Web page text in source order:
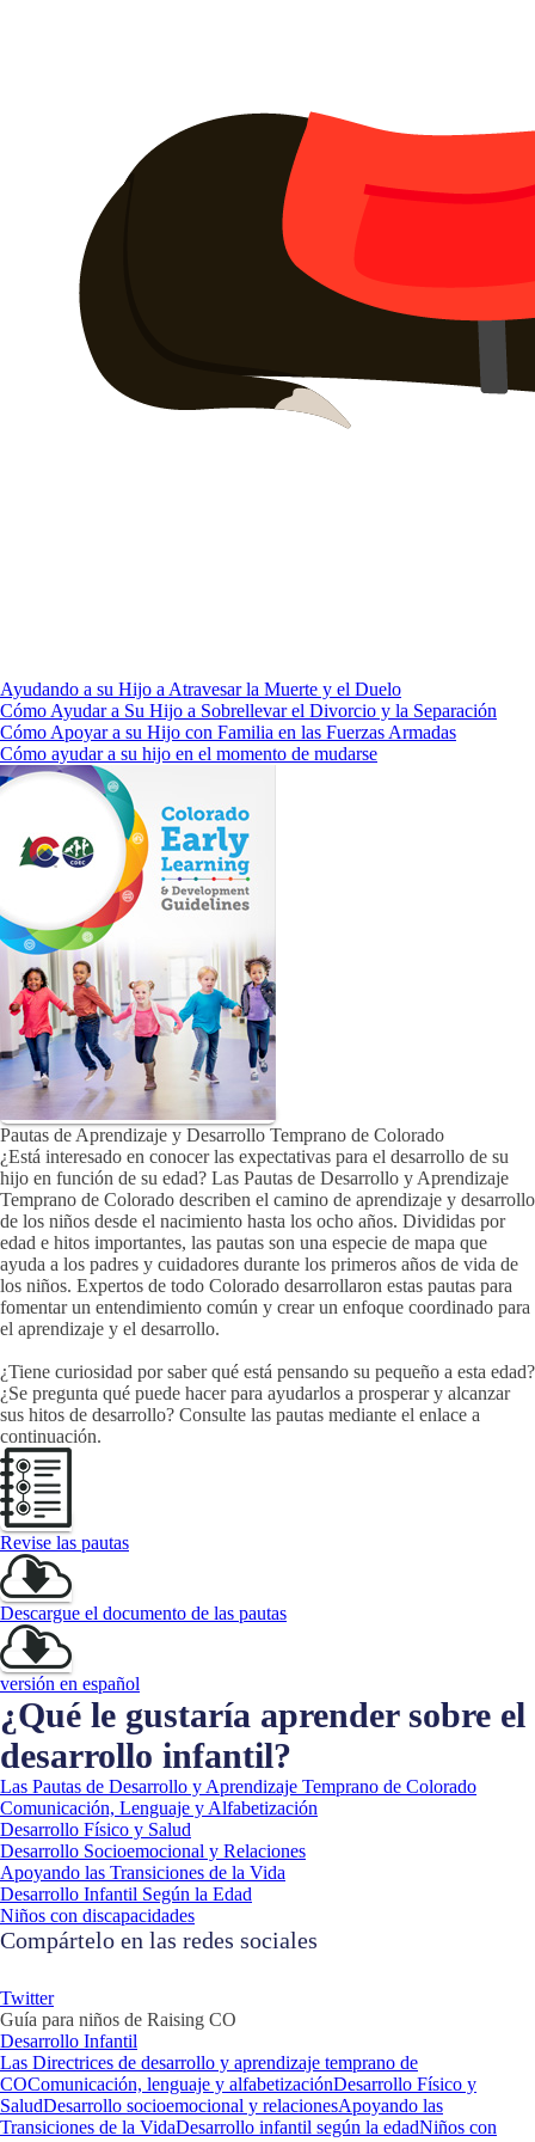
Ayudando a su Hijo a Atravesar la Muerte y el Duelo
Cómo Ayudar a Su Hijo a Sobrellevar el Divorcio y la Separación
Cómo Apoyar a su Hijo con Familia en las Fuerzas Armadas
Cómo ayudar a su hijo en el momento de mudarse
Pautas de Aprendizaje y Desarrollo Temprano de Colorado
¿Está interesado en conocer las expectativas para el desarrollo de su
hijo en función de su edad? Las Pautas de Desarrollo y Aprendizaje
Temprano de Colorado describen el camino de aprendizaje y desarrollo
de los niños desde el nacimiento hasta los ocho años. Divididas por
edad e hitos importantes, las pautas son una especie de mapa que
ayuda a los padres y cuidadores durante los primeros años de vida de
los niños. Expertos de todo Colorado desarrollaron estas pautas para
fomentar un entendimiento común y crear un enfoque coordinado para
el aprendizaje y el desarrollo.
¿Tiene curiosidad por saber qué está pensando su pequeño a esta edad?
¿Se pregunta qué puede hacer para ayudarlos a prosperar y alcanzar
sus hitos de desarrollo? Consulte las pautas mediante el enlace a
continuación.
Revise las pautas
Descargue el documento de las pautas
versión en español
¿Qué le gustaría aprender sobre el
desarrollo infantil?
Las Pautas de Desarrollo y Aprendizaje Temprano de Colorado
Comunicación, Lenguaje y Alfabetización
Desarrollo Físico y Salud
Desarrollo Socioemocional y Relaciones
Apoyando las Transiciones de la Vida
Desarrollo Infantil Según la Edad
Niños con discapacidades
Compártelo en las redes sociales
Twitter
Guía para niños de Raising CO
Desarrollo Infantil
Las Directrices de desarrollo y aprendizaje temprano de
COComunicación, lenguaje y alfabetizaciónDesarrollo Físico y
SaludDesarrollo socioemocional y relacionesApoyando las
Transiciones de la VidaDesarrollo infantil según la edadNiños con